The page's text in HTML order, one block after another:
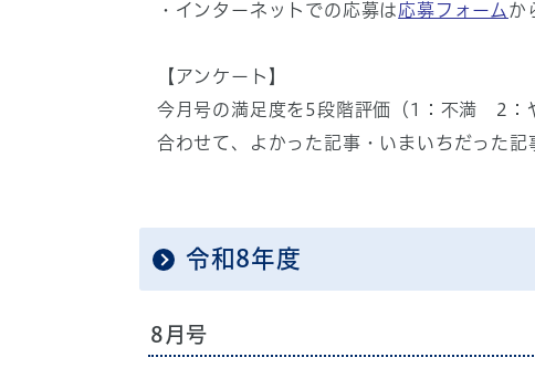
・インターネットでの応募は応募フォーム か
【アンケート】
今月号の満足度を5段階評価（1：不満 2
合わせて、よかった記事・いまいちだった記
令和8年度
8月号